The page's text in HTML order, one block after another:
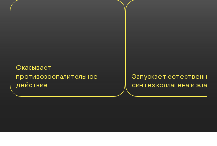
Оказывает
противовоспалительное
действие
Запускает естественный
синтез коллагена и